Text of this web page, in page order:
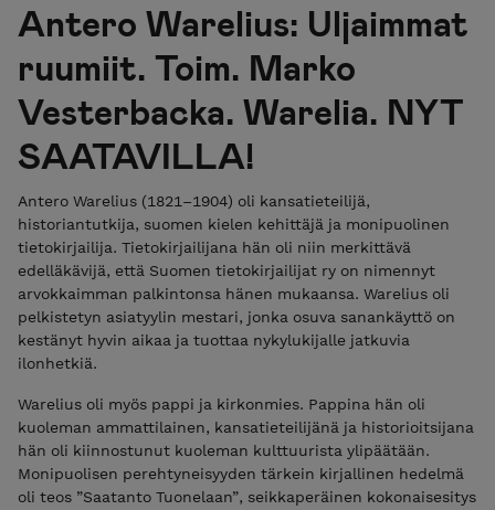
Antero Warelius: Uljaimmat
ruumiit. Toim. Marko
Vesterbacka. Warelia. NYT
SAATAVILLA!
Antero Warelius (1821–1904) oli kansatieteilijä,
historiantutkija, suomen kielen kehittäjä ja monipuolinen
tietokirjailija. Tietokirjailijana hän oli niin merkittävä
edelläkävijä, että Suomen tietokirjailijat ry on nimennyt
arvokkaimman palkintonsa hänen mukaansa. Warelius oli
pelkistetyn asiatyylin mestari, jonka osuva sanankäyttö on
kestänyt hyvin aikaa ja tuottaa nykylukijalle jatkuvia
ilonhetkiä.
Warelius oli myös pappi ja kirkonmies. Pappina hän oli
kuoleman ammattilainen, kansatieteilijänä ja historioitsijana
hän oli kiinnostunut kuoleman kulttuurista ylipäätään.
Monipuolisen perehtyneisyyden tärkein kirjallinen hedelmä
oli teos ”Saatanto Tuonelaan”, seikkaperäinen kokonaisesitys